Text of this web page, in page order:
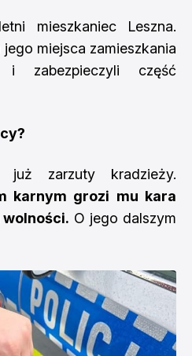
mieszkaniec Leszna.
miejsca zamieszkania
i zabezpieczyli część
już zarzuty kradzieży.
karnym grozi mu kara
O jego dalszym